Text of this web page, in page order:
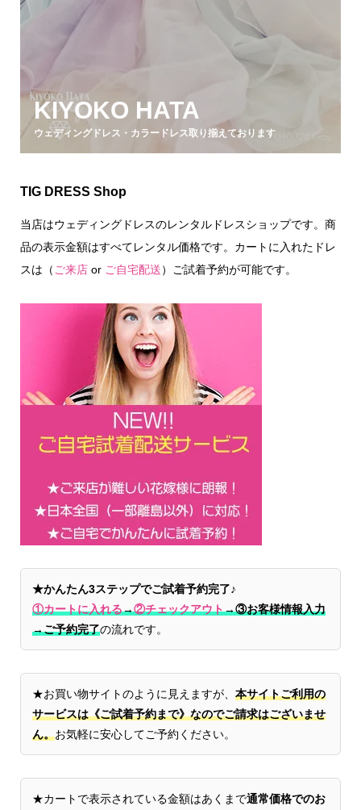
KIYOKO HATA
ウェディングドレス・カラードレス取り揃えております
TIG DRESS Shop
当店はウェディングドレスのレンタルドレスショップです。商
品の表示金額はすべてレンタル価格です。カートに入れたドレ
スは（ ご来店or ご自宅配送）ご試着予約が可能です。
★かんたん3ステップでご試着予約完了♪
①カートに入れる→②チェックアウト→③お客様情報入力
→ご予約完了の流れです。
★お買い物サイトのように見えますが、 本サイトご利用の
サービスは《ご試着予約まで》なのでご請求はございませ
ん。お気軽に安心してご予約ください。
★カートで表示されている金額はあくまで通常価格でのお